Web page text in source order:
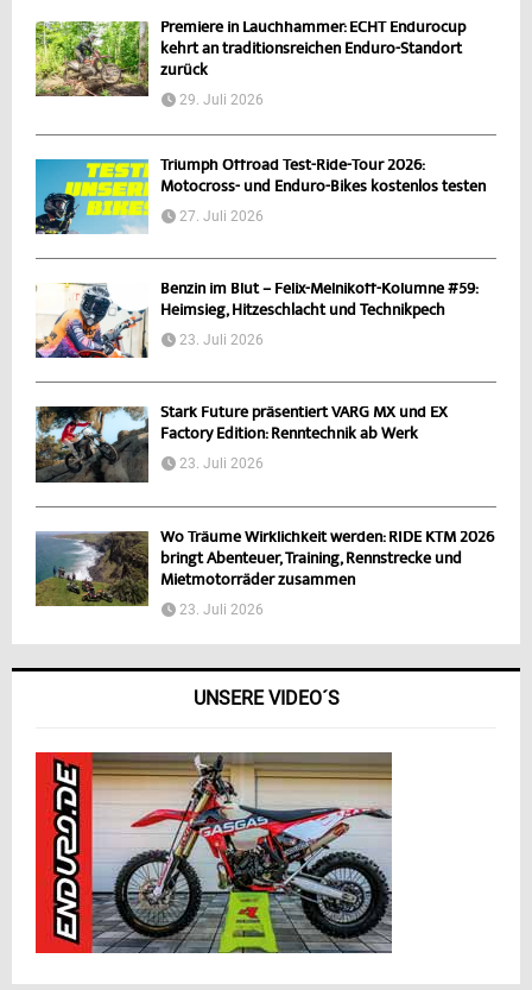
Premiere in Lauchhammer: ECHT Endurocup
kehrt an traditionsreichen Enduro-Standort
zurück
29. Juli 2026
Triumph Offroad Test-Ride-Tour 2026:
Motocross- und Enduro-Bikes kostenlos testen
27. Juli 2026
Benzin im Blut – Felix-Melnikoff-Kolumne #59:
Heimsieg, Hitzeschlacht und Technikpech
23. Juli 2026
Stark Future präsentiert VARG MX und EX
Factory Edition: Renntechnik ab Werk
23. Juli 2026
Wo Träume Wirklichkeit werden: RIDE KTM 2026
bringt Abenteuer, Training, Rennstrecke und
Mietmotorräder zusammen
23. Juli 2026
UNSERE VIDEO´S